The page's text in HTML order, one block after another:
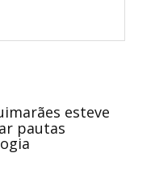
esteve
pautas